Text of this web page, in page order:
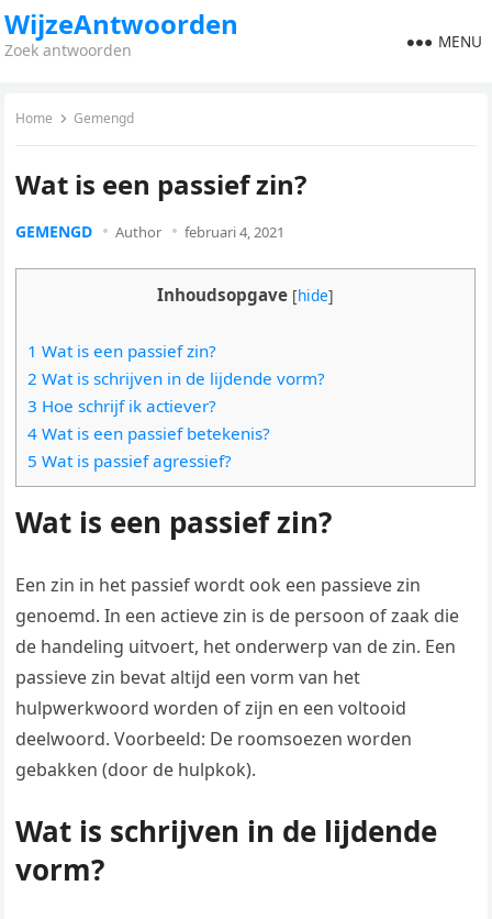
WijzeAntwoorden
Zoek antwoorden MENU
Home Gemengd
Wat is een passief zin?
GEMENGD Author februari 4, 2021
Inhoudsopgave [hide]
1 Wat is een passief zin?
2 Wat is schrijven in de lijdende vorm?
3 Hoe schrijf ik actiever?
4 Wat is een passief betekenis?
5 Wat is passief agressief?
Wat is een passief zin?
Een zin in het passief wordt ook een passieve zin
genoemd. In een actieve zin is de persoon of zaak die
de handeling uitvoert, het onderwerp van de zin. Een
passieve zin bevat altijd een vorm van het
hulpwerkwoord worden of zijn en een voltooid
deelwoord. Voorbeeld: De roomsoezen worden
gebakken (door de hulpkok).
Wat is schrijven in de lijdende
vorm?